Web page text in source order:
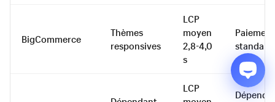
BigCommerce
Thèmes
responsives
LCP
moyen
2,8-4,0
s
Paiement
standard
LCP